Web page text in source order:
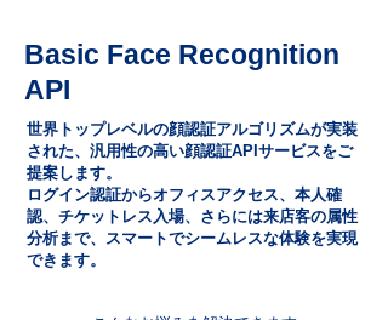
Basic Face Recognition
API
世界トップレベルの顔認証アルゴリズムが実装
された、汎用性の高い顔認証APIサービスをご
提案します。
ログイン認証からオフィスアクセス、本人確
認、チケットレス入場、さらには来店客の属性
分析まで、スマートでシームレスな体験を実現
できます。